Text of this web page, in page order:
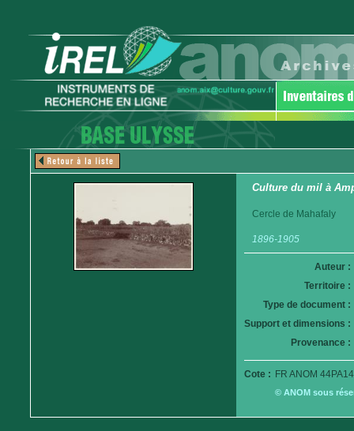
Culture du mil à
Cercle de Mahafaly
1896-1905
Auteur :
Territoire :
Type de document :
Support et dimensions :
Provenance :
Cote : FR ANOM
© ANOM sous